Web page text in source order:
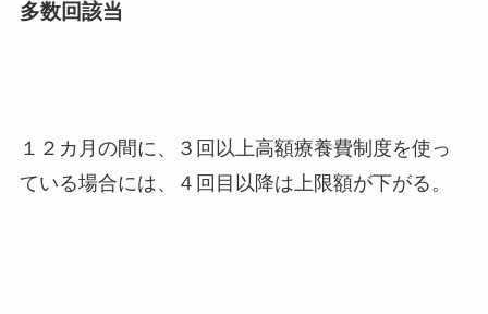
多数回該当
１２カ月の間に、３回以上高額療養費制度を使っ
ている場合には、４回目以降は上限額が下がる。